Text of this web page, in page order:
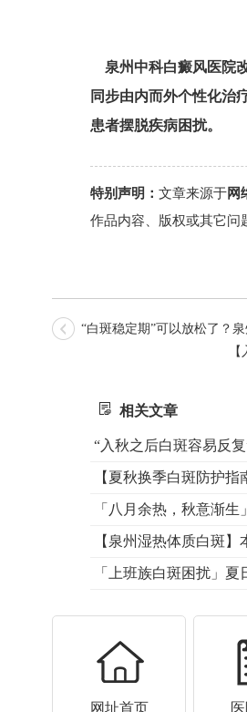
泉州中科白癜风医院
同步由内而外个性化治
患者摆脱疾病困扰。
特别声明： 文章来源于网
作品内容、版权或其它问
“白斑稳定期”可以放松了？
相关文章
“入秋之后白斑容易反
【夏秋换季白斑防护
「八月余热，秋意渐
【泉州湿热体质白斑
「上班族白斑困扰」
网址首页